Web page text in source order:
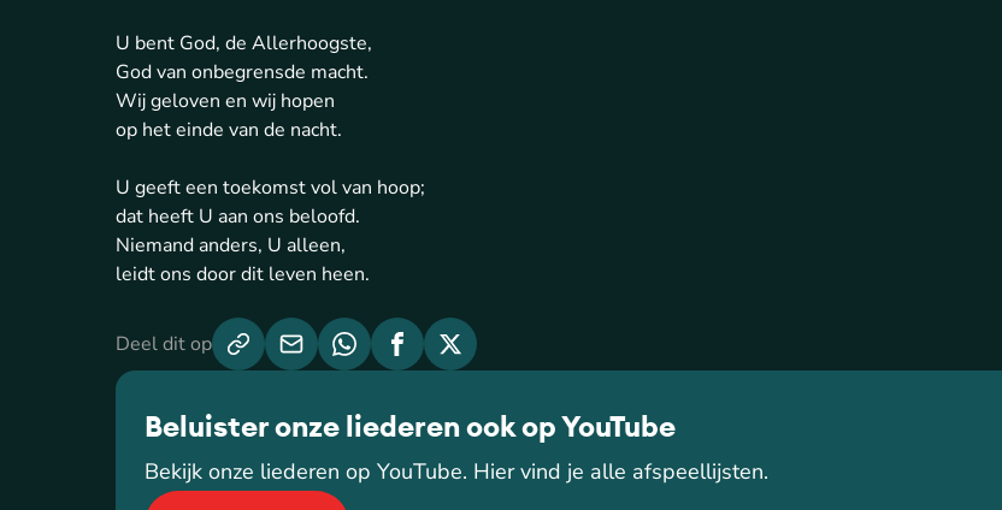
U bent God, de Allerhoogste,
God van onbegrensde macht.
Wij geloven en wij hopen
op het einde van de nacht.
U geeft een toekomst vol van hoop;
dat heeft U aan ons beloofd.
Niemand anders, U alleen,
leidt ons door dit leven heen.
Deel dit op
Beluister onze liederen ook op YouTube
Bekijk onze liederen op YouTube. Hier vind je alle afspeellijsten.